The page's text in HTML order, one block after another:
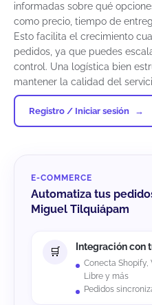
informadas sobre qué
como precio, tiempo de
Esto facilita el crecimiento
pedidos, ya que puedes
control. Una logística bien
mantener la calidad del
Registro / Iniciar sesión
E-COMMERCE
Automatiza tus
Miguel Tilquiápam
Integración con
Conecta
Libre y más
Pedidos